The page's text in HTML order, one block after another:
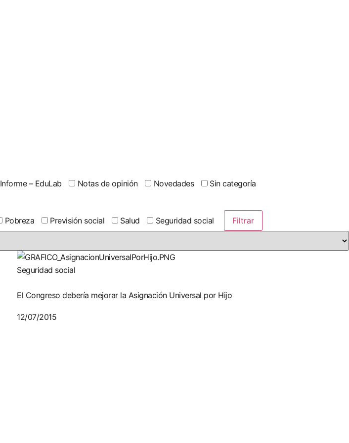
Informe – EduLab Notas de opinión Novedades
Sin categoría
Pobreza Previsión social Salud Seguridad social
Seguridad social
El Congreso debería mejorar la Asignación Universal por Hijo
12/07/2015